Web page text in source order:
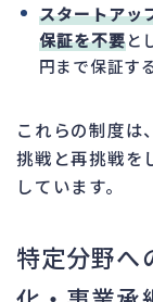
スタートアッ
保証を不要と
円まで保証す
これらの制度は
挑戦と再挑戦を
しています。
特定分野へ